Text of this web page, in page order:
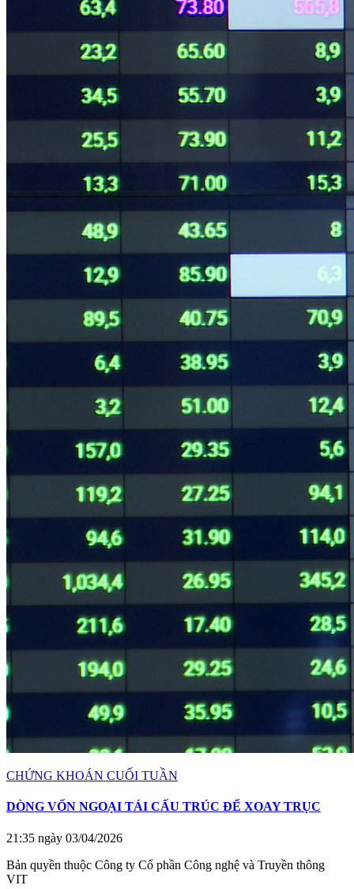
CHỨNG KHOÁN CUỐI TUẦN
DÒNG VỐN NGOẠI TÁI CẤU TRÚC ĐỂ XOAY TRỤC
21:35 ngày 03/04/2026
Bản quyền thuộc Công ty Cổ phần Công nghệ và Truyền thông
VIT